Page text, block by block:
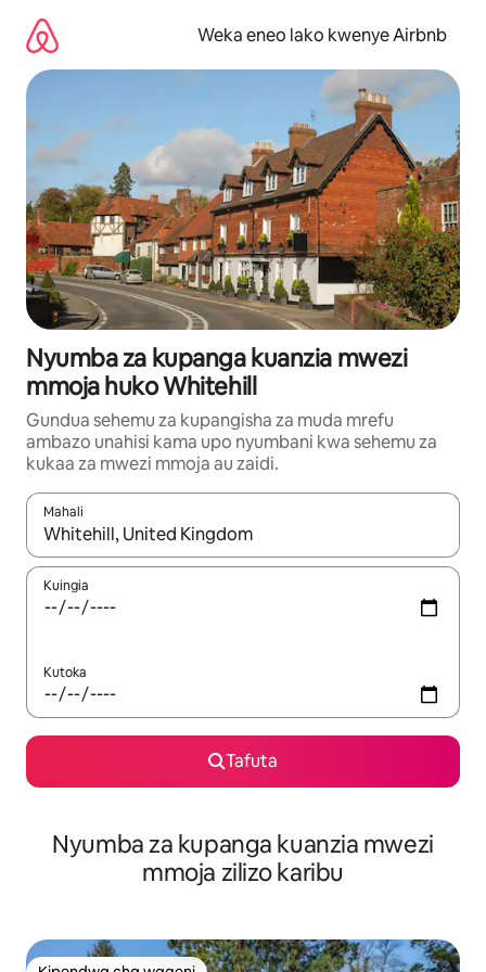
kwenda
kwenye
maudhui
Weka eneo lako kwenye Airbnb
Nyumba za kupanga kuanzia mwezi
mmoja huko Whitehill
Gundua sehemu za kupangisha za muda mrefu
ambazo unahisi kama upo nyumbani kwa sehemu za
kukaa za mwezi mmoja au zaidi.
Mahali
Wakati matokeo yanapatikana, vinjari kwa kutumia vitufe vya
Kuingia
Kutoka
Tafuta
Nyumba za kupanga kuanzia mwezi
mmoja zilizo karibu